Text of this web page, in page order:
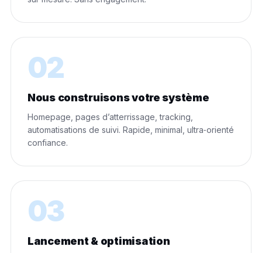
02
Nous construisons votre système
Homepage, pages d’atterrissage, tracking,
automatisations de suivi. Rapide, minimal, ultra‑orienté
confiance.
03
Lancement & optimisation